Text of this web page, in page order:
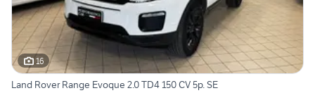
16
Land Rover Range Evoque 2.0 TD4 150 CV 5p. SE